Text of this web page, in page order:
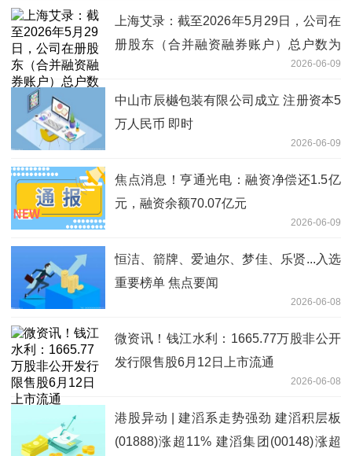
上海艾录：截至2026年5月29日，公司在
册股东（合并融资融券账户）总户数为
2026-06-09
中山市辰樾包装有限公司成立 注册资本5
万人民币 即时
2026-06-09
焦点消息！亨通光电：融资净偿还1.5亿
元，融资余额70.07亿元
2026-06-09
恒洁、箭牌、爱迪尔、梦佳、乐贤...入选
重要榜单 焦点要闻
2026-06-08
微资讯！钱江水利：1665.77万股非公开
发行限售股6月12日上市流通
2026-06-08
港股异动 | 建滔系走势强劲 建滔积层板
(01888)涨超11% 建滔集团(00148)涨超